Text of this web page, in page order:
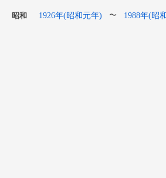
昭和 1926年(昭和元年) 〜 1988年(昭